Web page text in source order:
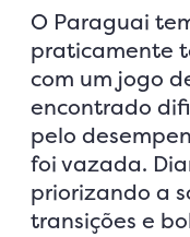
O Paraguai
praticamente
com um jogo
encontrado
pelo
foi vazada.
priorizando a
transições e